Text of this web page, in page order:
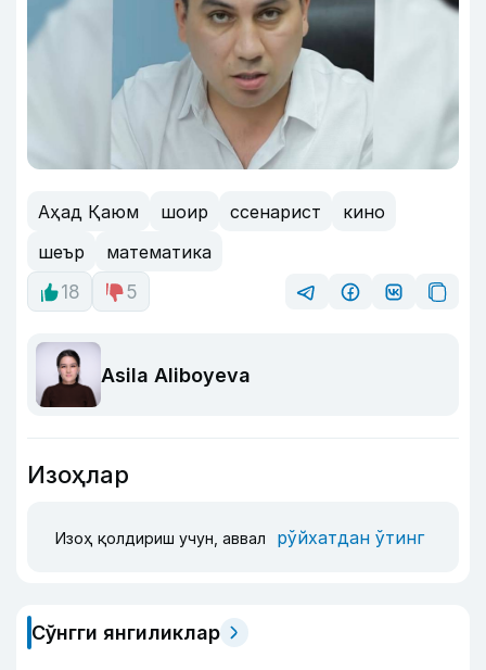
Аҳад Қаюм шоир ссенарист
кино
шеър
математика
18
5
Asila Aliboyeva
Изоҳлар
Изоҳ қолдириш учун, аввал рўйхатдан ўтинг
Сўнгги янгиликлар